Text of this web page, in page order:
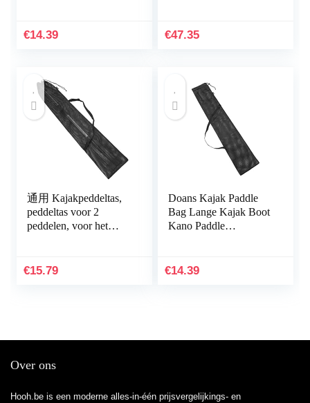
€14.39
Storage Wordt
€47.35
通用 Kajakpeddeltas,
peddeltas voor 2
peddelen, voor het
tweedelige peddels…
€15.79
Doans Kajak Paddle
Bag Lange Kajak Boot
Kano Paddle
Cover Opbergtas te
€14.39
Over ons
Hooh.be is een moderne alles-in-één prijsvergelijkings- en